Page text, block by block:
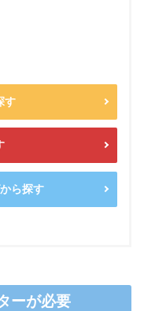
す
ら探す
ーが必要